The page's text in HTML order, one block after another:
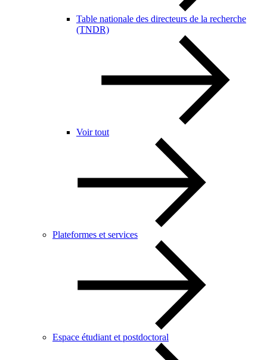
Table nationale des directeurs de la recherche
(TNDR)
Voir tout
Plateformes et services
Espace étudiant et postdoctoral